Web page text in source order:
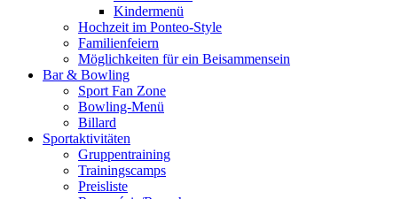
Kindermenü
Hochzeit im Ponteo-Style
Familienfeiern
Möglichkeiten für ein Beisammensein
Bar & Bowling
Sport Fan Zone
Bowling-Menü
Billard
Sportaktivitäten
Gruppentraining
Trainingscamps
Preisliste